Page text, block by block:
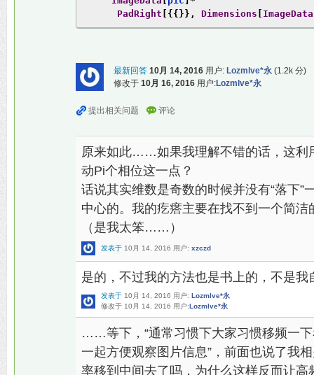
PadRight [{{}}, Dimensions [ ImageData
最新回答 10月 14, 2016 用户: Lozmlve*永 (1.2k 分)
修改于 10月 16, 2016 用户:Lozmlve*永
原来如此……如果我理解不错的话，这利
动Pi个相位这一点？
话说其实维数是奇数的时候并没有“落下”
中心的。我的疙瘩主要在找不到一个简
（是我太笨……）
发表于 10月 14, 2016 用户: xzczd
是的，不过我的方法也是书上的，不是我
发表于 10月 14, 2016 用户: Lozmlve*永
修改于 10月 14, 2016 用户: Lozmlve*永
……等下，“通常习惯下大家习惯移频一
一起方便观察图片信息”，前面也说了我
率移到中间去了吗，为什么这样反而让高